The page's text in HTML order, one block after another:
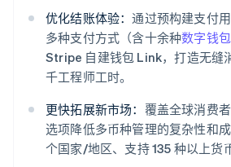
优化结账体验：通过预构建支付
多种支付方式（含十余种数字钱包
Stripe 自建钱包 Link，打造无缝
千工程师工时。
更快拓展新市场： 覆盖全球消费
选项降低多币种管理的复杂性和
个国家/地区、支持 135 种以上货